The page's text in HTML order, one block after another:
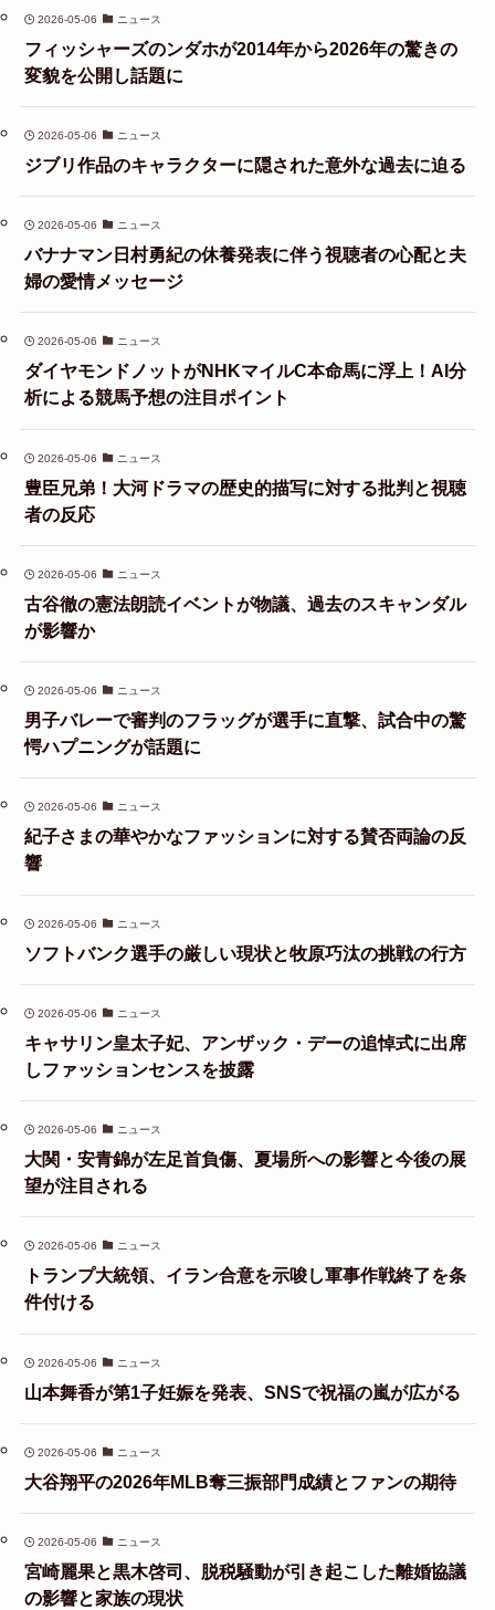
2026-05-06 ニュース
フィッシャーズのンダホが2014年から2026年の驚きの
変貌を公開し話題に
2026-05-06 ニュース
ジブリ作品のキャラクターに隠された意外な過去に迫る
2026-05-06 ニュース
バナナマン日村勇紀の休養発表に伴う視聴者の心配と夫
婦の愛情メッセージ
2026-05-06 ニュース
ダイヤモンドノットがNHKマイルC本命馬に浮上！AI分
析による競馬予想の注目ポイント
2026-05-06 ニュース
豊臣兄弟！大河ドラマの歴史的描写に対する批判と視聴
者の反応
2026-05-06 ニュース
古谷徹の憲法朗読イベントが物議、過去のスキャンダル
が影響か
2026-05-06 ニュース
男子バレーで審判のフラッグが選手に直撃、試合中の驚
愕ハプニングが話題に
2026-05-06 ニュース
紀子さまの華やかなファッションに対する賛否両論の反
響
2026-05-06 ニュース
ソフトバンク選手の厳しい現状と牧原巧汰の挑戦の行方
2026-05-06 ニュース
キャサリン皇太子妃、アンザック・デーの追悼式に出席
しファッションセンスを披露
2026-05-06 ニュース
大関・安青錦が左足首負傷、夏場所への影響と今後の展
望が注目される
2026-05-06 ニュース
トランプ大統領、イラン合意を示唆し軍事作戦終了を条
件付ける
2026-05-06 ニュース
山本舞香が第1子妊娠を発表、SNSで祝福の嵐が広がる
2026-05-06 ニュース
大谷翔平の2026年MLB奪三振部門成績とファンの期待
2026-05-06 ニュース
宮崎麗果と黒木啓司、脱税騒動が引き起こした離婚協議
の影響と家族の現状